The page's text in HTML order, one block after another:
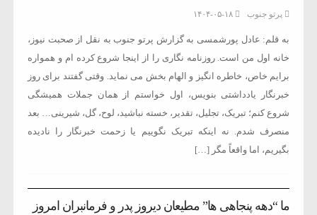
پرتو جنوب ۱۴۰۴-۰۵-۱۸
به قلم: عادل پورشمسی به گزارش پرتو جنوب به نقل از صحبت نیوز،
خانه اول من است. روزنامه‌ نگاری را از اینجا شروع کرده‌ ام و همواره
برایم خاص، خاطره‌ انگیز و الهام‌ بخش می‌ نماید. وقتی گفتند برای روز
خبرنگار یادداشتی بنویس، اول خواستم از همان جملات همیشگی
شروع کنم؛ تبریک، تجلیل، تقدیر، خسته‌ نباشید، لوح، گل، شیرینی… بعد
منصرف شدم. نه اینکه تبریک نگوییم یا زحمت خبرنگار را نادیده
بگیریم، اما واقعاً مگر […]
ما “دهه پنجاهی ها” مطیعان دیروز پدر و فرمانبران امروز